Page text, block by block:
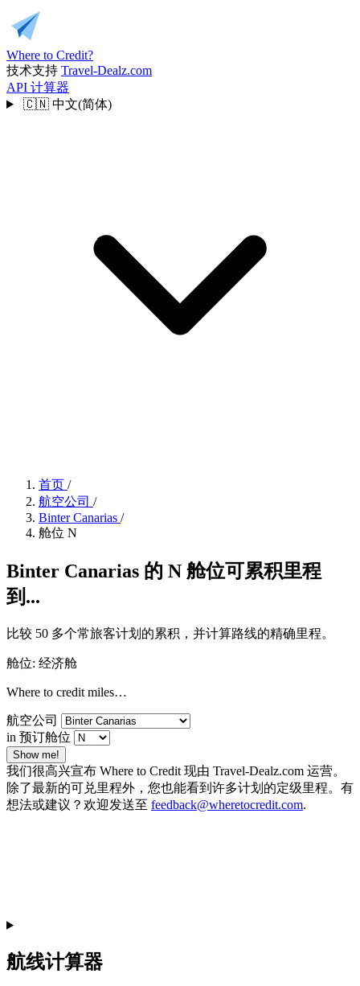
Where to Credit?
技术支持 Travel-Dealz.com
API 计算器
🇨🇳 中文(简体)
首页 /
航空公司 /
Binter Canarias /
舱位 N
Binter Canarias 的 N 舱位可累积里程
到...
比较 50 多个常旅客计划的累积，并计算路线的精确里程。
舱位: 经济舱
Where to credit miles…
航空公司
in 预订舱位
Show me!
我们很高兴宣布 Where to Credit 现由 Travel-Dealz.com 运营。
除了最新的可兑里程外，您也能看到许多计划的定级里程。有
想法或建议？欢迎发送至 feedback@wheretocredit.com.
航线计算器